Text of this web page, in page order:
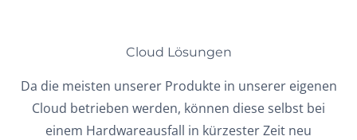
Cloud Lösungen
Da die meisten unserer Produkte in unserer eigenen
Cloud betrieben werden, können diese selbst bei
einem Hardwareausfall in kürzester Zeit neu